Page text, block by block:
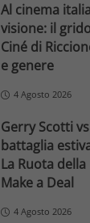
Al cinema
visione: il
Ciné di
e genere
4 Agosto 2026
Gerry Scotti
battaglia
La Ruota della
Make a Deal
4 Agosto 2026